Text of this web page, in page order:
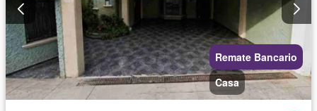
Remate Bancario
Casa